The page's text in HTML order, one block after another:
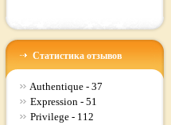
Статистика отзывов
Authentique - 37
Expression - 51
Privilege - 112